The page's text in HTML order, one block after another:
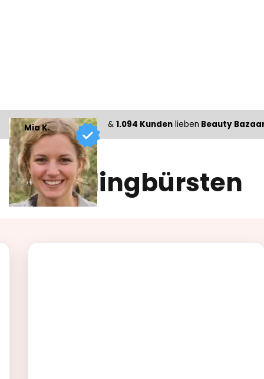
Mia K. & 1.094 Kundenlieben Beauty
Stylingbürsten